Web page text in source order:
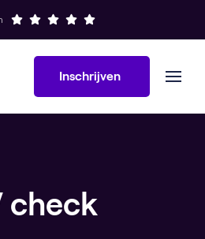
Inschrijven
check